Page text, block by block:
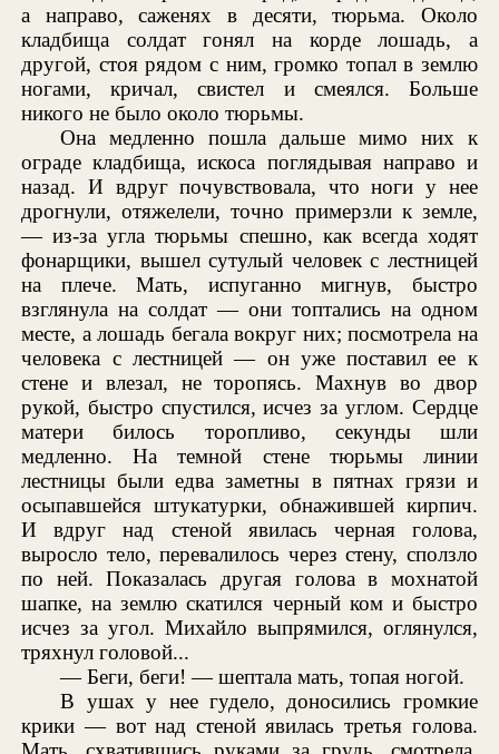
а направо, саженях в десяти, тюрьма. Около
кладбища солдат гонял на корде лошадь, а
другой, стоя рядом с ним, громко топал в землю
ногами, кричал, свистел и смеялся. Больше
никого не было около тюрьмы.
Она медленно пошла дальше мимо них к
ограде кладбища, искоса поглядывая направо и
назад. И вдруг почувствовала, что ноги у нее
дрогнули, отяжелели, точно примерзли к земле,
— из-за угла тюрьмы спешно, как всегда ходят
фонарщики, вышел сутулый человек с лестницей
на плече. Мать, испуганно мигнув, быстро
взглянула на солдат — они топтались на одном
месте, а лошадь бегала вокруг них; посмотрела на
человека с лестницей — он уже поставил ее к
стене и влезал, не торопясь. Махнув во двор
рукой, быстро спустился, исчез за углом. Сердце
матери билось торопливо, секунды шли
медленно. На темной стене тюрьмы линии
лестницы были едва заметны в пятнах грязи и
осыпавшейся штукатурки, обнажившей кирпич.
И вдруг над стеной явилась черная голова,
выросло тело, перевалилось через стену, сползло
по ней. Показалась другая голова в мохнатой
шапке, на землю скатился черный ком и быстро
исчез за угол. Михайло выпрямился, оглянулся,
тряхнул головой...
— Беги, беги! — шептала мать, топая ногой.
В ушах у нее гудело, доносились громкие
крики — вот над стеной явилась третья голова.